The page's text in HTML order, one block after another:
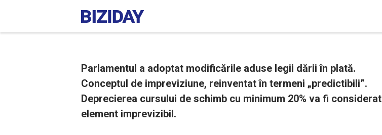
Parlamentul a adoptat modificările aduse legii dării în plată.
Conceptul de impreviziune, reinventat în termeni „predictibili”.
Deprecierea cursului de schimb cu minimum 20% va fi considerat
element imprevizibil.